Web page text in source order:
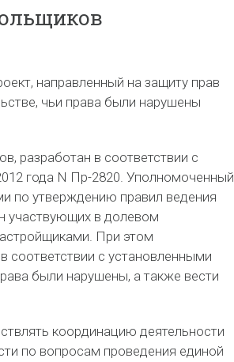
направленный на защиту прав
чьи права были нарушены
разработан в соответствии с
года N Пр-2820. Уполномоченный
по утверждению правил ведения
участвующих в долевом
При этом
соответствии с установленными
были нарушены, а также вести
координацию деятельности
по вопросам проведения единой